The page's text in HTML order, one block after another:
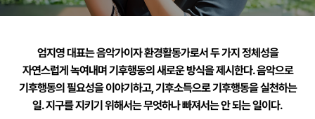
엄지영 대표는 음악가이자 환경활동가로서 두 가지 정체성을
자연스럽게 녹여내며 기후행동의 새로운 방식을 제시한다. 음악으로
기후행동의 필요성을 이야기하고,기후소득으로 기후행동을 실천하는
일.지구를 지키기 위해서는 무엇하나 빠져서는 안 되는 일이다.